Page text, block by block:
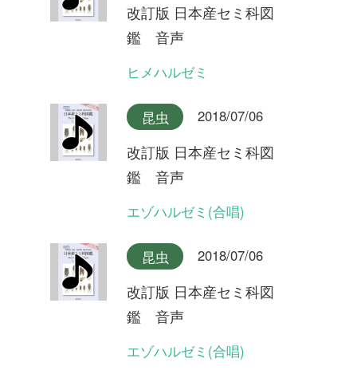
改訂版 日本産セミ科図
鑑 音声
改訂版 日本産セミ科図
鑑 音声
クマゼミ
昆虫 2018/07/06
改訂版 日本産セミ科図
鑑 音声
スジアカクマゼミ
改訂版 日本産セミ科図